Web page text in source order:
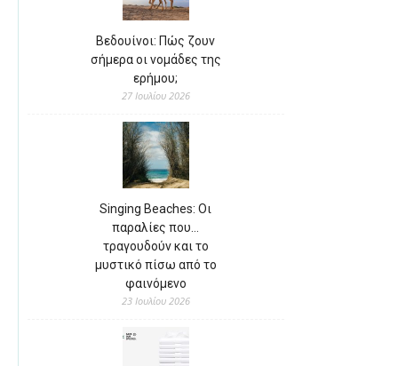
Βεδουίνοι: Πώς ζουν
σήμερα οι νομάδες της
ερήμου;
27 Ιουλίου 2026
Singing Beaches: Οι
παραλίες που…
τραγουδούν και το
μυστικό πίσω από το
φαινόμενο
23 Ιουλίου 2026